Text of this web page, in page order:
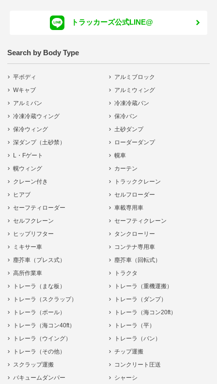
トラッカーズ公式LINE@
Search by Body Type
平ボディ
アルミブロック
Wキャブ
アルミウィング
アルミバン
冷凍冷蔵バン
冷凍冷蔵ウィング
保冷バン
保冷ウィング
土砂ダンプ
深ダンプ（土砂禁）
ローダーダンプ
L・Fゲート
幌車
幌ウィング
カーテン
クレーン付き
トラッククレーン
ヒアブ
セルフローダー
セーフティローダー
車載専用車
セルフクレーン
セーフティクレーン
ヒップリフター
タンクローリー
ミキサー車
コンテナ専用車
塵芥車（プレス式）
塵芥車（回転式）
高所作業車
トラクタ
トレーラ（まな板）
トレーラ（重機運搬）
トレーラ（スクラップ）
トレーラ（ダンプ）
トレーラ（ポール）
トレーラ（海コン20ft）
トレーラ（海コン40ft）
トレーラ（平）
トレーラ（ウイング）
トレーラ（バン）
トレーラ（その他）
チップ運搬
スクラップ運搬
コンクリート圧送
バキュームダンパー
シャーシ